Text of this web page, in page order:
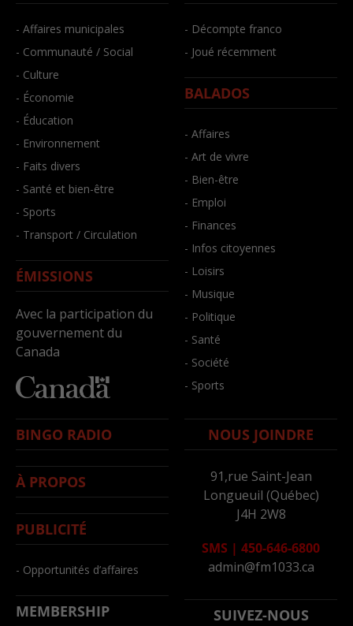
- Affaires municipales
- Communauté / Social
- Culture
- Économie
- Éducation
- Environnement
- Faits divers
- Santé et bien-être
- Sports
- Transport / Circulation
ÉMISSIONS
Avec la participation du
gouvernement du
Canada
- Décompte franco
- Joué récemment
BALADOS
- Affaires
- Art de vivre
- Bien-être
- Emploi
- Finances
- Infos citoyennes
- Loisirs
- Musique
- Politique
- Santé
- Société
- Sports
BINGO RADIO
À PROPOS
PUBLICITÉ
- Opportunités d’affaires
MEMBERSHIP
NOUS JOINDRE
91,rue Saint-Jean
Longueuil (Québec)
J4H 2W8
SMS | 450-646-6800
admin@fm1033.ca
SUIVEZ-NOUS